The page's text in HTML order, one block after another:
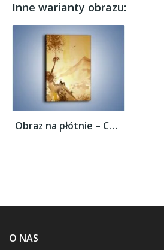
Inne warianty obrazu:
Obraz na płótnie – Chwila tylko dla siebie...
O NAS